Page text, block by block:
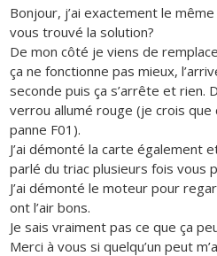
Bonjour, j’ai exactement le
vous trouvé la solution?
De mon côté je viens de
ça ne fonctionne pas mieux,
seconde puis ça s’arrête et rien.
verrou allumé rouge (je crois que
panne F01).
J’ai démonté la carte également
parlé du triac plusieurs fois vous
J’ai démonté le moteur pour
ont l’air bons.
Je sais vraiment pas ce que ça
Merci à vous si quelqu’un peut